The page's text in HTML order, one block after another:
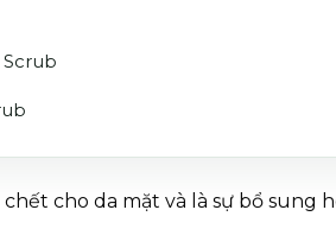
cho da mặt và là sự bổ sung